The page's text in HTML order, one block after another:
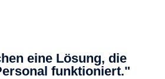
eine Lösung, die
funktioniert."